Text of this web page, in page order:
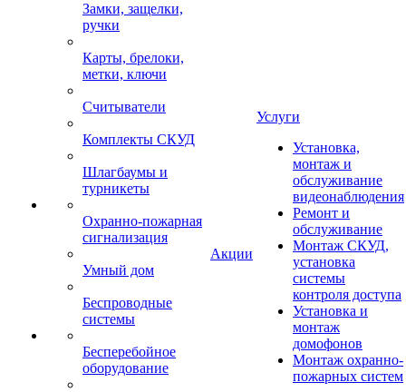
Замки, защелки,
ручки
Карты, брелоки,
метки, ключи
Считыватели
Комплекты СКУД
Шлагбаумы и
турникеты
Охранно-пожарная
сигнализация
Умный дом
Беспроводные
системы
Бесперебойное
оборудование
Акции
Услуги
Установка,
монтаж и
обслуживание
видеонаблюдения
Ремонт и
обслуживание
Монтаж СКУД,
установка
системы
контроля доступа
Установка и
монтаж
домофонов
Монтаж охранно-
пожарных систем